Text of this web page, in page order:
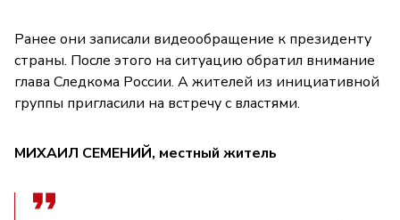
Ранее они записали видеообращение к президенту
страны. После этого на ситуацию обратил внимание
глава Следкома России. А жителей из инициативной
группы пригласили на встречу с властями.
МИХАИЛ СЕМЕНИЙ, местный житель